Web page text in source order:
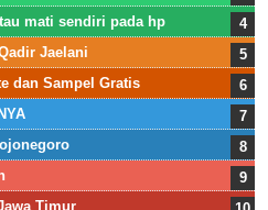
mati sendiri pada hp
Jaelani
dan Sampel Gratis
Timur